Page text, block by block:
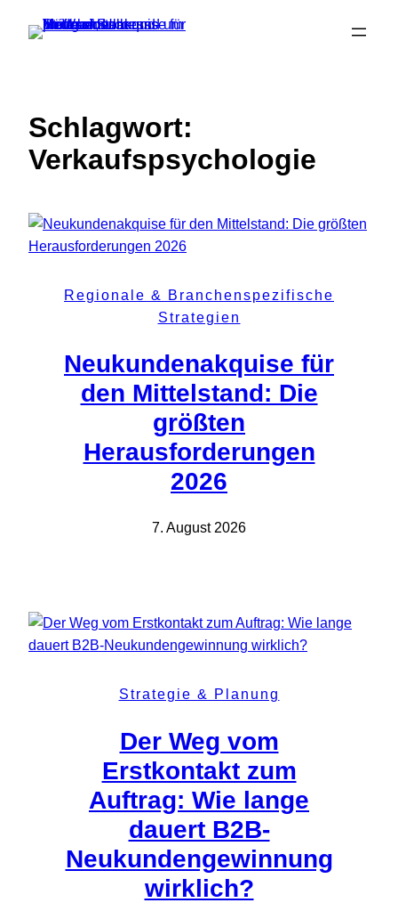
Inhalt
Schlagwort:
Verkaufspsychologie
Regionale & Branchenspezifische
Strategien
Neukundenakquise für
den Mittelstand: Die
größten
Herausforderungen
2026
7. August 2026
Strategie & Planung
Der Weg vom
Erstkontakt zum
Auftrag: Wie lange
dauert B2B-
Neukundengewinnung
wirklich?